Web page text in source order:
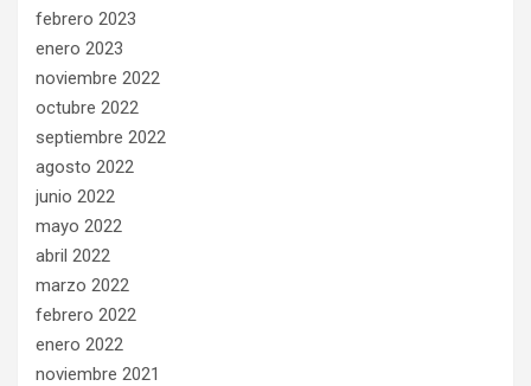
febrero 2023
enero 2023
noviembre 2022
octubre 2022
septiembre 2022
agosto 2022
junio 2022
mayo 2022
abril 2022
marzo 2022
febrero 2022
enero 2022
noviembre 2021